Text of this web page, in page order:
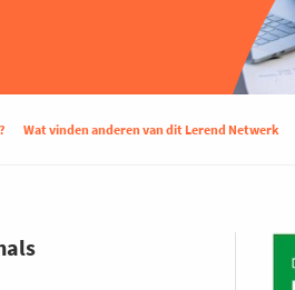
Wat vinden anderen van dit Lerend Netwerk